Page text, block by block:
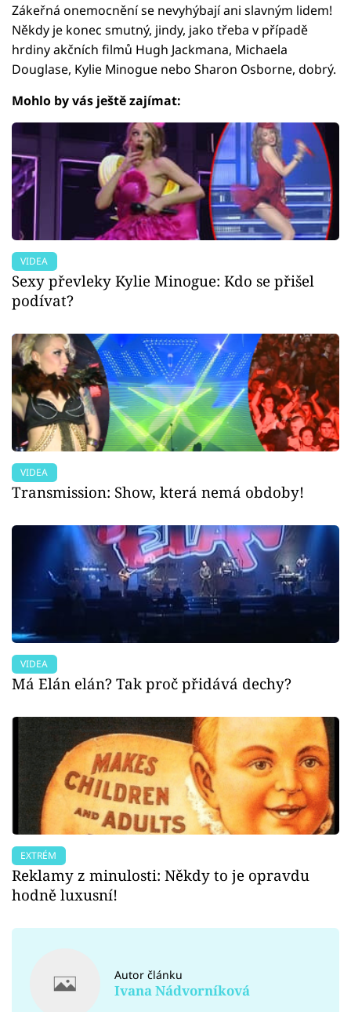
Zákeřná onemocnění se nevyhýbají ani slavným lidem!
Někdy je konec smutný, jindy, jako třeba v případě
hrdiny akčních filmů Hugh Jackmana, Michaela
Douglase, Kylie Minogue nebo Sharon Osborne, dobrý.
Mohlo by vás ještě zajímat:
VIDEA
Sexy převleky Kylie Minogue: Kdo se přišel
podívat?
VIDEA
Transmission: Show, která nemá obdoby!
VIDEA
Má Elán elán? Tak proč přidává dechy?
EXTRÉM
Reklamy z minulosti: Někdy to je opravdu
hodně luxusní!
Autor článku
Ivana Nádvorníková